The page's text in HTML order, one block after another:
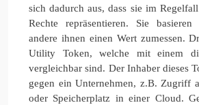
sich dadurch aus, dass sie im
Rechte repräsentieren. Sie
andere ihnen einen Wert zumessen.
Utility Token, welche mit einem
vergleichbar sind. Der Inhaber dieses
gegen ein Unternehmen, z.B. Zugriff
oder Speicherplatz in einer Cloud.